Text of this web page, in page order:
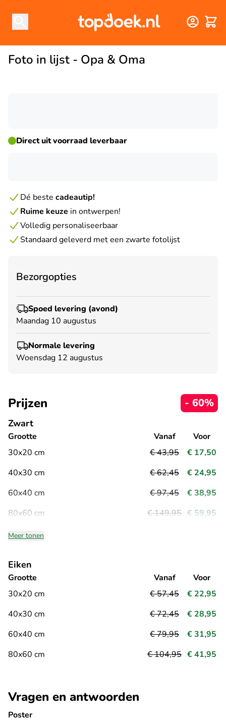
Foto in lijst - Opa & Oma
Direct uit voorraad leverbaar
Dé beste cadeautip!
Ruime keuze in ontwerpen!
Volledig personaliseerbaar
Standaard geleverd met een zwarte fotolijst
Bezorgopties
Spoed levering (avond)
Maandag 10 augustus
Normale levering
Woensdag 12 augustus
Vragen en antwoorden
Poster
Prijzen - 60%
Zwart
Grootte
30x20 cm
40x30 cm
60x40 cm
80x60 cm
Vanaf
€ 43,95
€ 62,45
€ 97,45
€ 149,95
Voor
€ 17,50
€ 24,95
€ 38,95
€ 59,95
Meer tonen
Eiken
Grootte
30x20 cm
40x30 cm
60x40 cm
80x60 cm
Vanaf
€ 57,45
€ 72,45
€ 79,95
€ 104,95
Voor
€ 22,95
€ 28,95
€ 31,95
€ 41,95